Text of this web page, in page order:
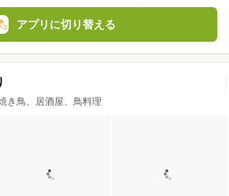
アプリに切り替える
き鳥、居酒屋、鳥料理